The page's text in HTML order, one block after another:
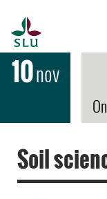
10nov
Soil